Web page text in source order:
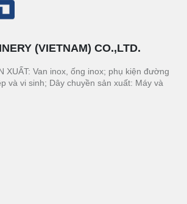
(VIETNAM) CO.,LTD.
XUẤT: Van inox, ống inox; phụ kiện đường
và vi sinh; Dây chuyền sản xuất: Máy và